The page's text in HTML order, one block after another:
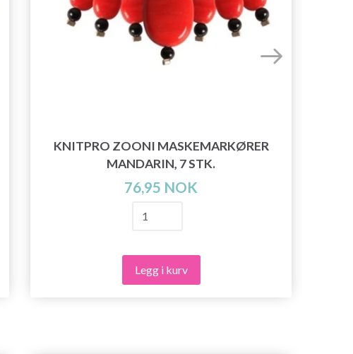
KNITPRO ZOONI MASKEMARKØRER
MANDARIN, 7 STK.
76,95 NOK
Legg i kurv